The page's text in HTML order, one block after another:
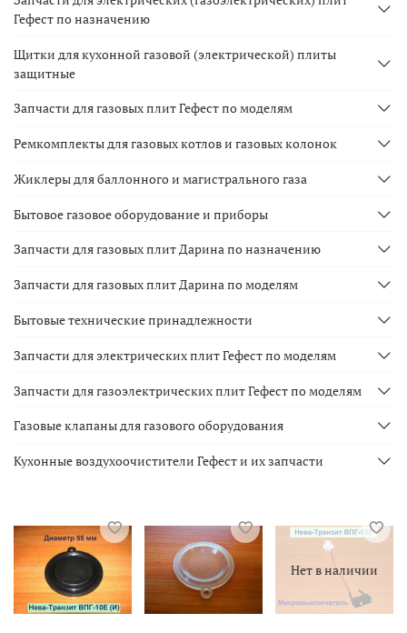
Нет в наличии
Гефест по назначению
Щитки для кухонной газовой (электрической) плиты
защитные
Запчасти для газовых плит Гефест по моделям
Ремкомплекты для газовых котлов и газовых колонок
Жиклеры для баллонного и магистрального газа
Бытовое газовое оборудование и приборы
Запчасти для газовых плит Дарина по назначению
Запчасти для газовых плит Дарина по моделям
Бытовые технические принадлежности
Запчасти для электрических плит Гефест по моделям
Запчасти для газоэлектрических плит Гефест по моделям
Газовые клапаны для газового оборудования
Кухонные воздухоочистители Гефест и их запчасти